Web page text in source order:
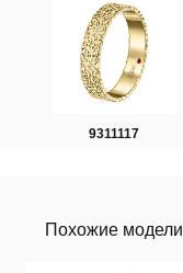
9311117
Похожие модели